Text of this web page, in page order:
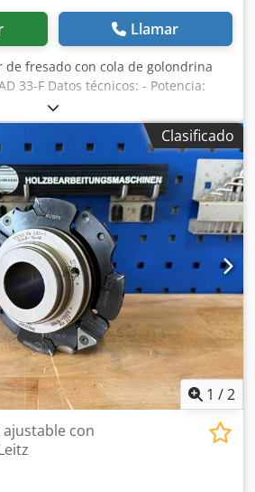
Llamar
de fresado con cola de golondrina
33-F Datos técnicos: - Potencia:
Chodpfozryq Dex Alaoa
Clasificado
1 /2
con